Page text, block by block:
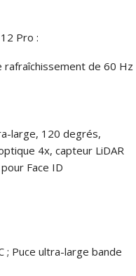
Pro :
rafraîchissement de 60 Hz
large, 120 degrés,
4x, capteur LiDAR
Face ID
; Puce ultra-large bande